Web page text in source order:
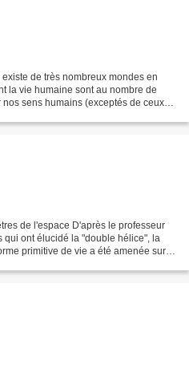
de très nombreux mondes en
la vie humaine sont au nombre de
sens humains (exceptés de ceux
de l'espace D'après le professeur
qui ont élucidé la "double hélice", la
primitive de vie a été amenée sur